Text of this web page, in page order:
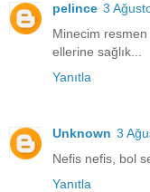
pelince 3
Minecim resmen
ellerine sağlık...
Yanıtla
Unknown 3
Nefis nefis, bol
Yanıtla